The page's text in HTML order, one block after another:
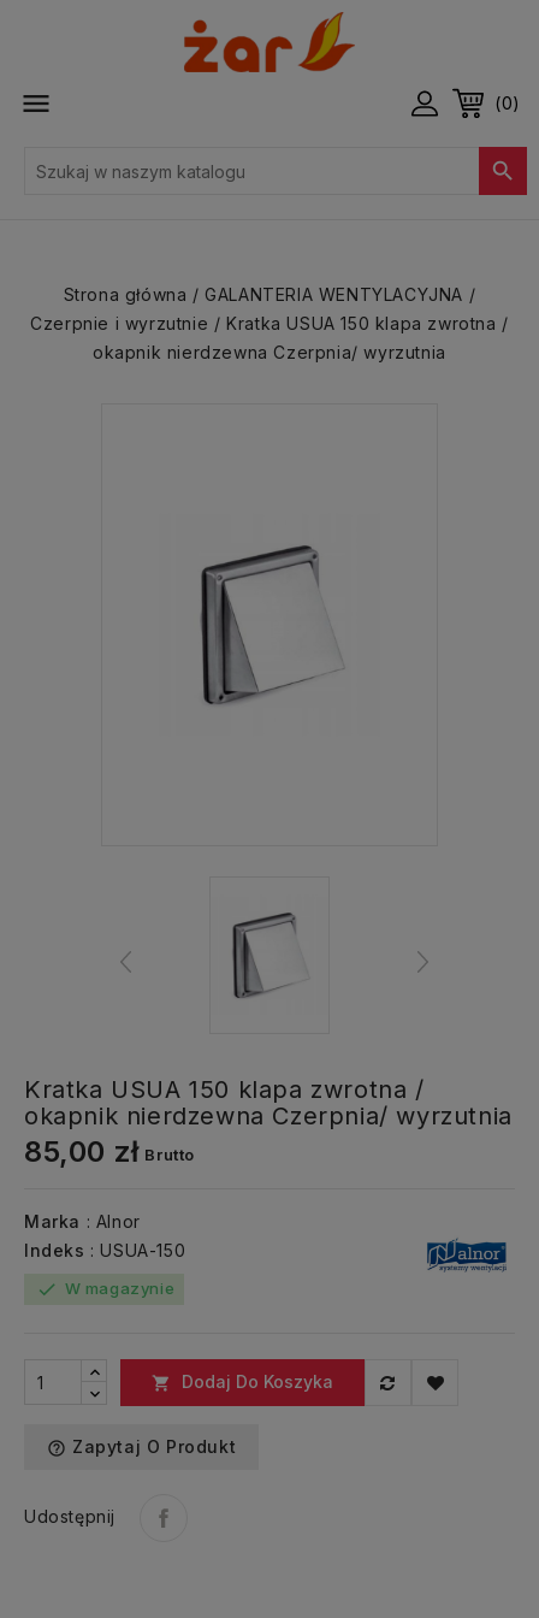
 (0)

Strona główna
GALANTERIA WENTYLACYJNA
Czerpnie i wyrzutnie
Kratka USUA 150 klapa zwrotna /
okapnik nierdzewna Czerpnia/ wyrzutnia
Kratka USUA 150 klapa zwrotna /
okapnik nierdzewna Czerpnia/ wyrzutnia
85,00 zł Brutto
Marka : Alnor
Indeks : USUA-150
check W magazynie
 Dodaj Do Koszyka
help_outline Zapytaj O Produkt
Udostępnij